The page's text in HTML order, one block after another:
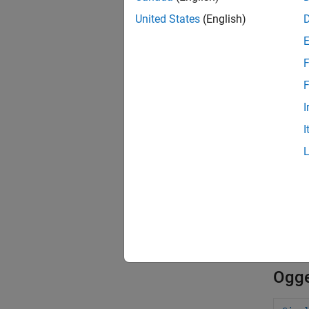
È
Il
un
United States (English)